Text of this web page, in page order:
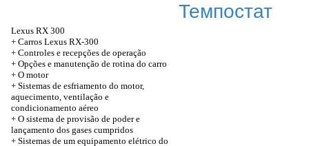
Lexus RX 300
+ Carros Lexus RX-300
+ Controles e recepções de operação
+ Opções e manutenção de rotina do carro
+ O motor
+ Sistemas de esfriamento do motor,
aquecimento, ventilação e
condicionamento aéreo
+ O sistema de provisão de poder e
lançamento dos gases cumpridos
+ Sistemas de um equipamento elétrico do
Темпостат